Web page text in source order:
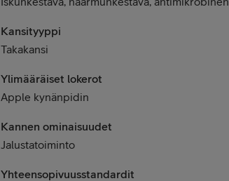
Kansityyppi
Takakansi
Ylimääräiset lokerot
Apple kynänpidin
Kannen ominaisuudet
Jalustatoiminto
Yhteensopivuusstandardit